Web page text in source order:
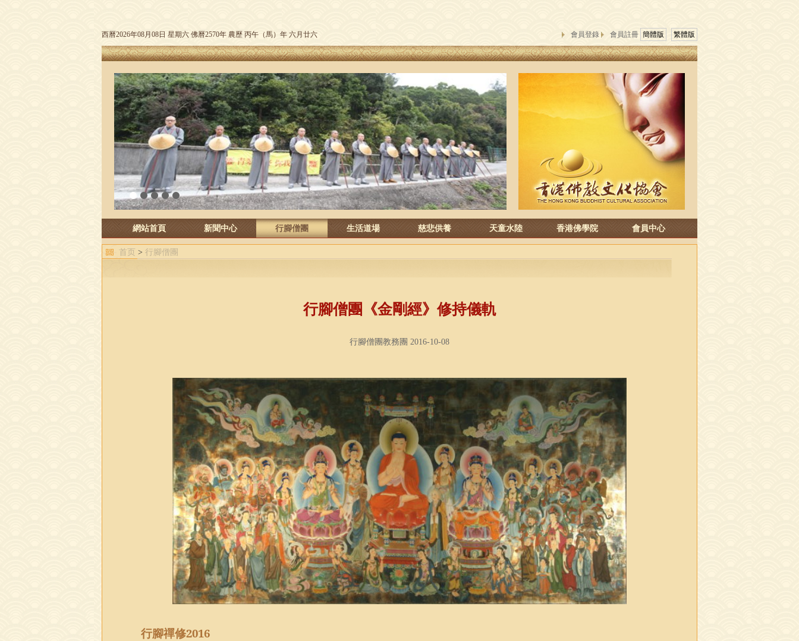
西曆2026年08月08日 星期六 佛曆2570年 農歷 丙午（馬）年 六月廿六 會員登錄 會員註冊 簡體版 繁體版
1 2 3 4 5
網站首頁 新聞中心 行腳僧團 生活道場 慈悲供養 天童水陸 香港佛學院 會員中心
首页 > 行腳僧團
行腳僧團《金剛經》修持儀軌
行腳僧團教務團 2016-10-08
行腳禪修2016